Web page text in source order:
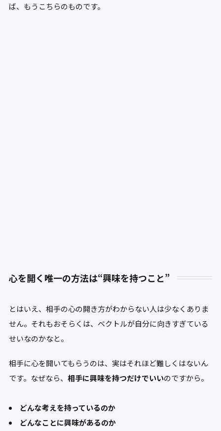
ば、もうこちらのものです。
心を開く唯一の方法は“興味を持つこと”
とはいえ、相手の心の開き方がわからない人は少なくありま
せん。それもおそらくは、ベクトルが自分に向きすぎている
せいなのかなと。
相手に心を開いてもらうのは、実はそれほど難しくはないん
です。なぜなら、 相手に興味を持つだけでいいのですから。
どんな考えを持っているのか
どんなことに興味があるのか